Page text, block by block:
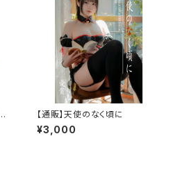
【通販】天使のなく頃に
¥3,000